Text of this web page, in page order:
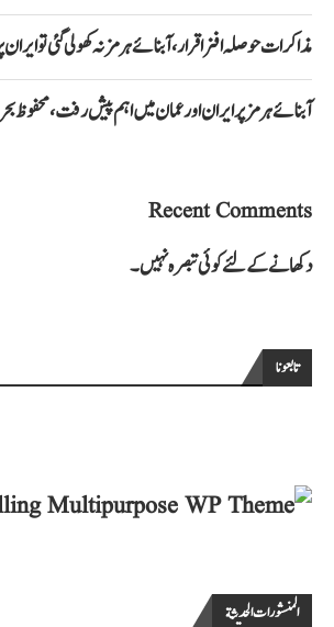
مذاکرات حوصلہ افزا قرار،آبنائے ہرمز نہ کھولی گئی تو
آبنائے ہرمز پر ایران اور عمان میں اہم پیش رفت، محفوظ
Recent Comments
دکھانے کے لئے کوئی تبصرہ نہیں۔
تابعونا
المنشورات الحديثة